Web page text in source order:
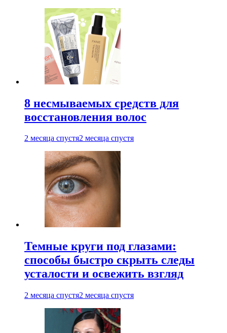
8 несмываемых средств для
восстановления волос
2 месяца спустя2 месяца спустя
Темные круги под глазами:
способы быстро скрыть следы
усталости и освежить взгляд
2 месяца спустя2 месяца спустя